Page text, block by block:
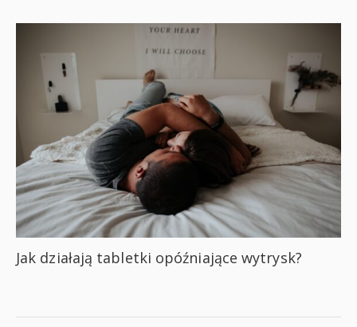
Jak działają tabletki opóźniające wytrysk?